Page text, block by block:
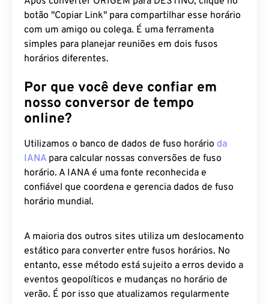
botão "Copiar Link" para compartilhar esse horário
com um amigo ou colega. É uma ferramenta
simples para planejar reuniões em dois fusos
horários diferentes.
Por que você deve confiar em
nosso conversor de tempo
online?
Utilizamos o banco de dados de fuso horário da
IANA para calcular nossas conversões de fuso
horário. A IANA é uma fonte reconhecida e
confiável que coordena e gerencia dados de fuso
horário mundial.
A maioria dos outros sites utiliza um deslocamento
estático para converter entre fusos horários. No
entanto, esse método está sujeito a erros devido a
eventos geopolíticos e mudanças no horário de
verão. É por isso que atualizamos regularmente